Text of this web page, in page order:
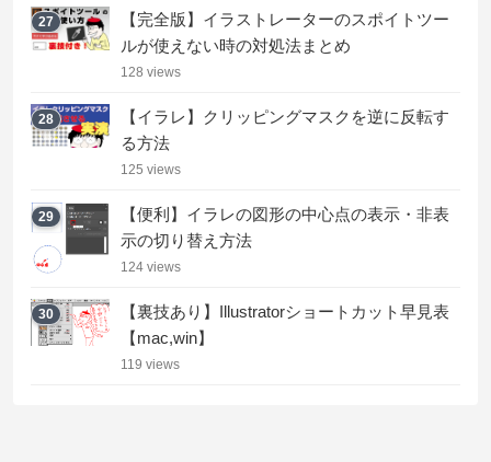
27
【完全版】イラストレーターのスポイトツー
ルが使えない時の対処法まとめ
128 views
28
【イラレ】クリッピングマスクを逆に反転す
る方法
125 views
29
【便利】イラレの図形の中心点の表示・非表
示の切り替え方法
124 views
30
【裏技あり】Illustratorショートカット早見表
【mac,win】
119 views